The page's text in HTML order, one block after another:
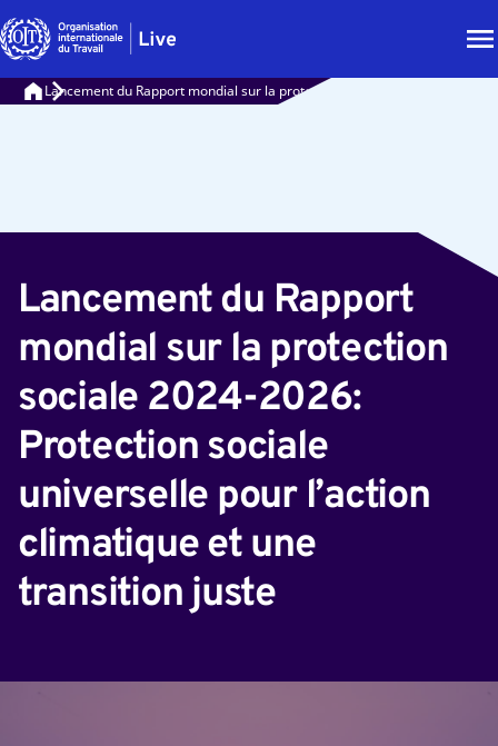
Lancement du Rapport mondial sur la protection sociale 2024-2026:
Lancement du Rapport
mondial sur la protection
sociale 2024-2026:
Protection sociale
universelle pour l’action
climatique et une
transition juste